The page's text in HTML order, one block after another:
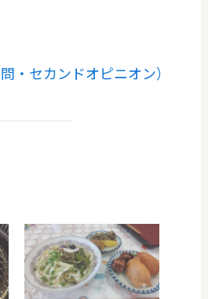
・セカンドオピニオン）